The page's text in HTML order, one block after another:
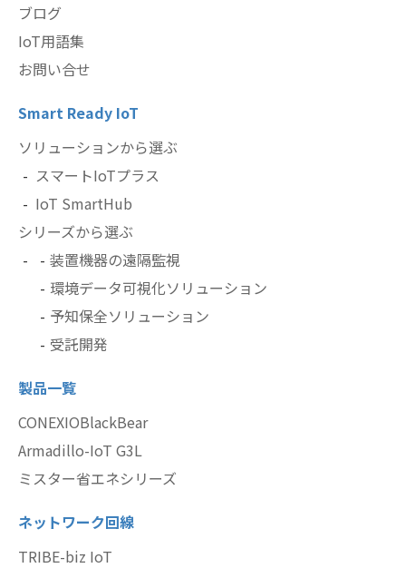
ブログ
IoT用語集
お問い合せ
Smart Ready IoT
ソリューションから選ぶ
スマートIoTプラス
IoT SmartHub
シリーズから選ぶ
装置機器の遠隔監視
環境データ可視化ソリューション
予知保全ソリューション
受託開発
製品一覧
CONEXIOBlackBear
Armadillo-IoT G3L
ミスター省エネシリーズ
ネットワーク回線
TRIBE-biz IoT